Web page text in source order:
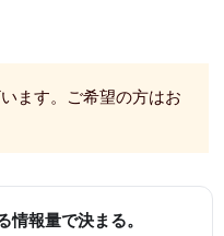
ます。ご希望の方はお
情報量で決まる。